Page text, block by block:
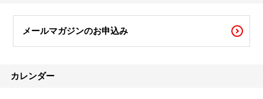
メールマガジンのお申込み
カレンダー